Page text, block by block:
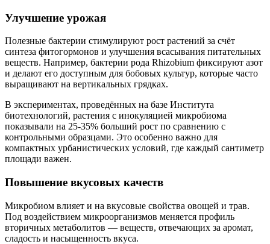
Улучшение урожая
Полезные бактерии стимулируют рост растений за счёт
синтеза фитогормонов и улучшения всасывания питательных
веществ. Например, бактерии рода Rhizobium фиксируют азот
и делают его доступным для бобовых культур, которые часто
выращивают на вертикальных грядках.
В экспериментах, проведённых на базе Института
биотехнологий, растения с инокуляцией микробиома
показывали на 25-35% больший рост по сравнению с
контрольными образцами. Это особенно важно для
компактных урбанистических условий, где каждый сантиметр
площади важен.
Повышение вкусовых качеств
Микробиом влияет и на вкусовые свойства овощей и трав.
Под воздействием микроорганизмов меняется профиль
вторичных метаболитов — веществ, отвечающих за аромат,
сладость и насыщенность вкуса.